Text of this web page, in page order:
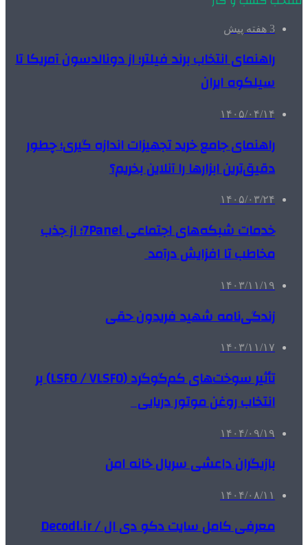
3 هفته پیش
راهنمای انتخاب برند فیلتر؛ از دونالدسون آمریکا تا
سیلکوه ایران
۱۴۰۵/۰۴/۱۴
راهنمای جامع خرید تجهیزات اندازه گیری؛ چطور
دقیق‌ترین ابزارها را آنلاین بخریم؟
۱۴۰۵/۰۳/۲۴
خدمات شبکه‌های اجتماعی 7Panel؛ از جذب
مخاطب تا افزایش درآمد
۱۴۰۳/۱۱/۱۹
زندگی‌نامه شهید فریدون حقی
۱۴۰۳/۱۱/۱۷
تأثیر سوخت‌های کم‌گوگرد (LSFO / VLSFO) بر
انتخاب روغن موتور دریایی
۱۴۰۴/۰۹/۱۹
بازیگران داعشی سریال خانه امن
۱۴۰۴/۰۸/۱۱
معرفی کامل سایت دکو دی ال / Decodl.ir